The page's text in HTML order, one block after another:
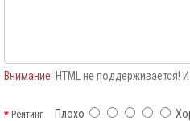
Внимание: HTML не поддерживается!
РейтингПлохо